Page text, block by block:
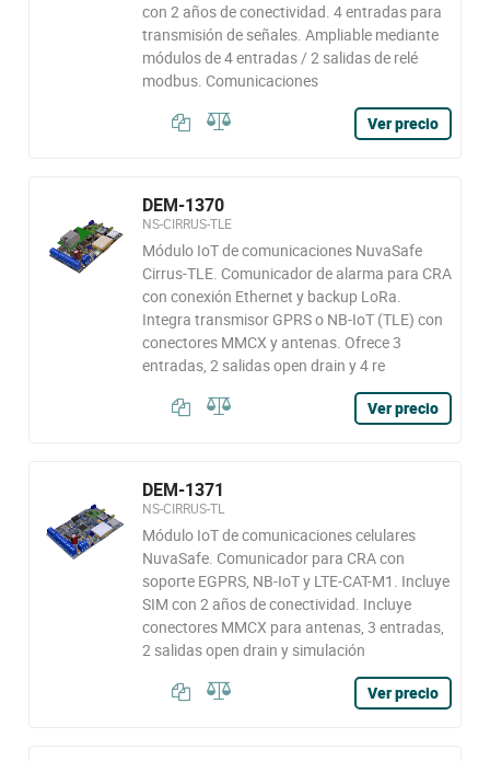
con 2 años de conectividad. 4 entradas para
transmisión de señales. Ampliable mediante
módulos de 4 entradas / 2 salidas de relé
modbus. Comunicaciones
Ver precio
DEM-1370
NS-CIRRUS-TLE
Módulo IoT de comunicaciones NuvaSafe
Cirrus-TLE. Comunicador de alarma para CRA
con conexión Ethernet y backup LoRa.
Integra transmisor GPRS o NB-IoT (TLE) con
conectores MMCX y antenas. Ofrece 3
entradas, 2 salidas open drain y 4 re
Ver precio
DEM-1371
NS-CIRRUS-TL
Módulo IoT de comunicaciones celulares
NuvaSafe. Comunicador para CRA con
soporte EGPRS, NB-IoT y LTE-CAT-M1. Incluye
SIM con 2 años de conectividad. Incluye
conectores MMCX para antenas, 3 entradas,
2 salidas open drain y simulación
Ver precio